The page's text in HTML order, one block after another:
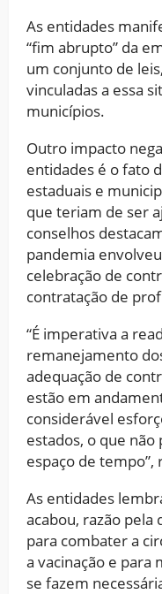
As entidades
“fim abrupto” da
um conjunto de
vinculadas a essa
municípios.
Outro impacto
entidades é o fato
estaduais e
que teriam de ser
conselhos
pandemia
celebração de
contratação de
“É imperativa a
remanejamento
adequação de
estão em
considerável
estados, o que
espaço de tempo”,
As entidades
acabou, razão pela
para combater a
a vacinação e para
se fazem